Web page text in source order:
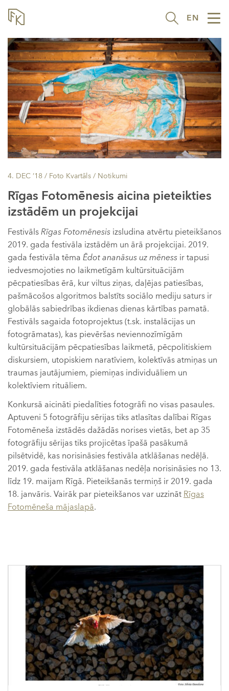
EN
4. DEC ’18 / Foto Kvartāls / Notikumi
Rīgas Fotomēnesis aicina pieteikties
izstādēm un projekcijai
FestivālsRīgas Fotomēnesis izsludina atvērtu pieteikšanos
2019. gada festivāla izstādēm un ārā projekcijai. 2019.
gada festivāla tēma Ēdot ananāsus uz mēness ir tapusi
iedvesmojoties no laikmetīgām kultūrsituācijām
pēcpatiesības ērā, kur viltus ziņas, daļējas patiesības,
pašmācošos algoritmos balstīts sociālo mediju saturs ir
globālās sabiedrības ikdienas dienas kārtības pamatā.
Festivāls sagaida fotoprojektus (t.sk. instalācijas un
fotogrāmatas), kas pievēršas neviennozīmīgām
kultūrsituācijām pēcpatiesības laikmetā, pēcpolitiskiem
diskursiem, utopiskiem naratīviem, kolektīvās atmiņas un
traumas jautājumiem, piemiņas individuāliem un
kolektīviem rituāliem.
Konkursā aicināti piedalīties fotogrāfi no visas pasaules.
Aptuveni 5 fotogrāfiju sērijas tiks atlasītas dalībai Rīgas
Fotomēneša izstādēs dažādās norises vietās, bet ap 35
fotogrāfiju sērijas tiks projicētas īpašā pasākumā
pilsētvidē, kas norisināsies festivāla atklāšanas nedēļā.
2019. gada festivāla atklāšanas nedēļa norisināsies no 13.
līdz 19. maijam Rīgā. Pieteikšanās termiņš ir 2019. gada
18. janvāris. Vairāk par pieteikšanos var uzzinātRīgas
Fotomēneša mājaslapā.